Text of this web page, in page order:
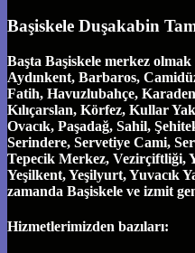
Başiskele Duşakabin
Başta Başiskele merkez
Aydınkent, Barbaros,
Fatih, Havuzlubahçe,
Kılıçarslan, Körfez, Kullar
Ovacık, Paşadağ, Sahil,
Serindere, Servetiye Cami,
Tepecik Merkez, Vezirçiftliği,
Yeşilkent, Yeşilyurt, Yuvacık
zamanda Başiskele ve izmit
Hizmetlerimizden bazıları: